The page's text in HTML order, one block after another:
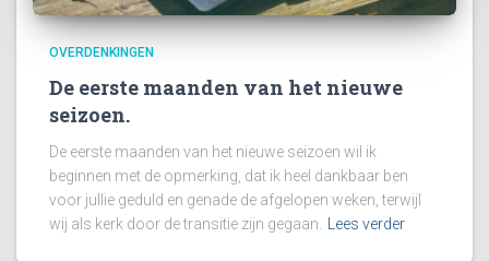
OVERDENKINGEN
De eerste maanden van het nieuwe
seizoen.
De eerste maanden van het nieuwe seizoen wil ik
beginnen met de opmerking, dat ik heel dankbaar ben
voor jullie geduld en genade de afgelopen weken, terwijl
wij als kerk door de transitie zijn gegaan.
Lees verder